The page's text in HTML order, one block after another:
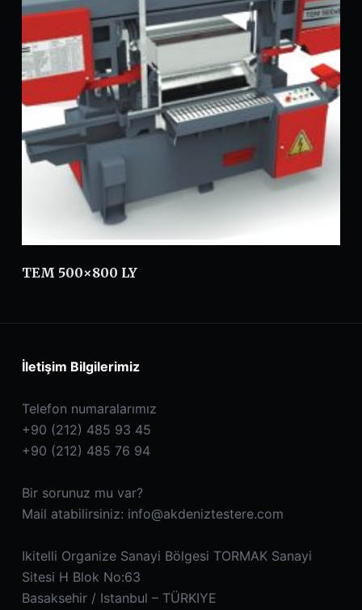
TEM 500×800 LY
İletişim Bilgilerimiz
Telefon numaralarımız
+90 (212) 485 93 45
+90 (212) 485 76 94
Bir sorunuz mu var?
Mail atabilirsiniz: info@akdeniztestere.com
Ikitelli Organize Sanayi Bölgesi TORMAK Sanayi
Sitesi H Blok No:63
Basaksehir / Istanbul – TÜRKIYE